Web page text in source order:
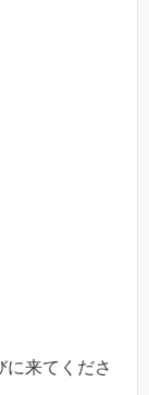
に来てくださ